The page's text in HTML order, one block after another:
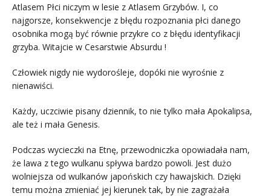
Atlasem Płci niczym w lesie z Atlasem Grzybów. I, co
najgorsze, konsekwencje z błędu rozpoznania płci danego
osobnika mogą być równie przykre co z błędu identyfikacji
grzyba. Witajcie w Cesarstwie Absurdu !
Człowiek nigdy nie wydorośleje, dopóki nie wyrośnie z
nienawiści.
Każdy, uczciwie pisany dziennik, to nie tylko mała Apokalipsa,
ale też i mała Genesis.
Podczas wycieczki na Etnę, przewodniczka opowiadała nam,
że lawa z tego wulkanu spływa bardzo powoli. Jest dużo
wolniejsza od wulkanów japońskich czy hawajskich. Dzięki
temu można zmieniać jej kierunek tak, by nie zagrażała